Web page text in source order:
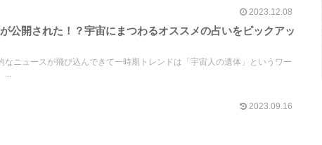
2023.12.08
公開された！？宇宙にまつわるオススメの占いをピックアッ
なニュースが飛び込んできて一時期トレンドは「宇宙人の遺体」というワー
...
2023.09.16